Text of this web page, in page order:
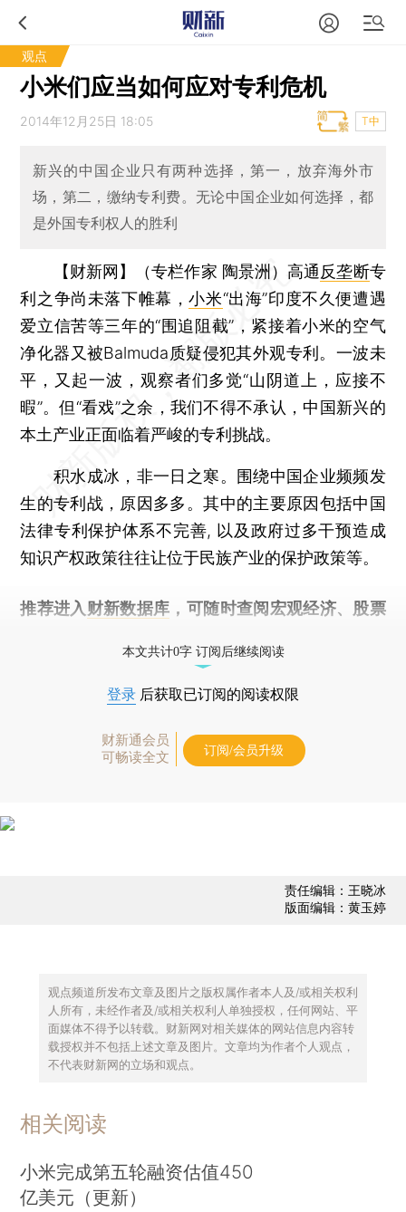
观点
小米们应当如何应对专利危机
2014年12月25日 18:05 T中
新兴的中国企业只有两种选择，第一，放弃海外市
场，第二，缴纳专利费。无论中国企业如何选择，都
是外国专利权人的胜利
【财新网】（专栏作家 陶景洲）高通反垄断专
利之争尚未落下帷幕，小米“出海”印度不久便遭遇
爱立信苦等三年的“围追阻截”，紧接着小米的空气
净化器又被Balmuda质疑侵犯其外观专利。一波未
平，又起一波，观察者们多觉“山阴道上，应接不
暇”。但“看戏”之余，我们不得不承认，中国新兴的
本土产业正面临着严峻的专利挑战。
积水成冰，非一日之寒。围绕中国企业频频发
生的专利战，原因多多。其中的主要原因包括中国
法律专利保护体系不完善, 以及政府过多干预造成
知识产权政策往往让位于民族产业的保护政策等。
推荐进入 财新数据库 ，可随时查阅宏观经济、股票
本文共计0字 订阅后继续阅读
登录 后获取已订阅的阅读权限
财新通会员
可畅读全文
订阅/会员升级
责任编辑：王晓冰
版面编辑：黄玉婷
观点频道所发布文章及图片之版权属作者本人及/或相关权利
人所有，未经作者及/或相关权利人单独授权，任何网站、平
面媒体不得予以转载。财新网对相关媒体的网站信息内容转
载授权并不包括上述文章及图片。文章均为作者个人观点，
不代表财新网的立场和观点。
相关阅读
小米完成第五轮融资估值450
亿美元（更新）